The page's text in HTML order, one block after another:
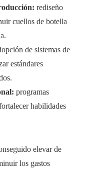
rediseño
cuellos de botella
de sistemas de
estándares
programas
habilidades
elevar de
los gastos